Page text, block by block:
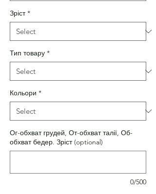
Зріст *
Тип товару *
Кольори *
Ог-обхват грудей, От-обхват талії, Об-
обхват бедер. Зріст (optional)
0/500